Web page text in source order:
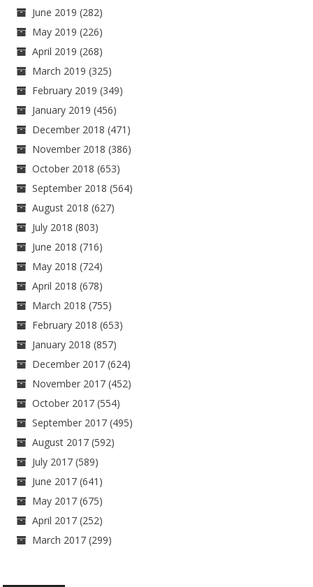
June 2019 (282)
May 2019 (226)
April 2019 (268)
March 2019 (325)
February 2019 (349)
January 2019 (456)
December 2018 (471)
November 2018 (386)
October 2018 (653)
September 2018 (564)
August 2018 (627)
July 2018 (803)
June 2018 (716)
May 2018 (724)
April 2018 (678)
March 2018 (755)
February 2018 (653)
January 2018 (857)
December 2017 (624)
November 2017 (452)
October 2017 (554)
September 2017 (495)
August 2017 (592)
July 2017 (589)
June 2017 (641)
May 2017 (675)
April 2017 (252)
March 2017 (299)